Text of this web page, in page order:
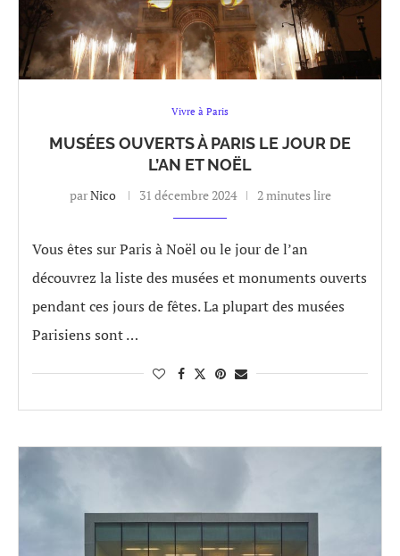
Vivre à Paris
MUSÉES OUVERTS À PARIS LE JOUR DE
L’AN ET NOËL
parNico 31 décembre 2024 2 minutes lire
Vous êtes sur Paris à Noël ou le jour de l’an
découvrez la liste des musées et monuments ouverts
pendant ces jours de fêtes. La plupart des musées
Parisiens sont …